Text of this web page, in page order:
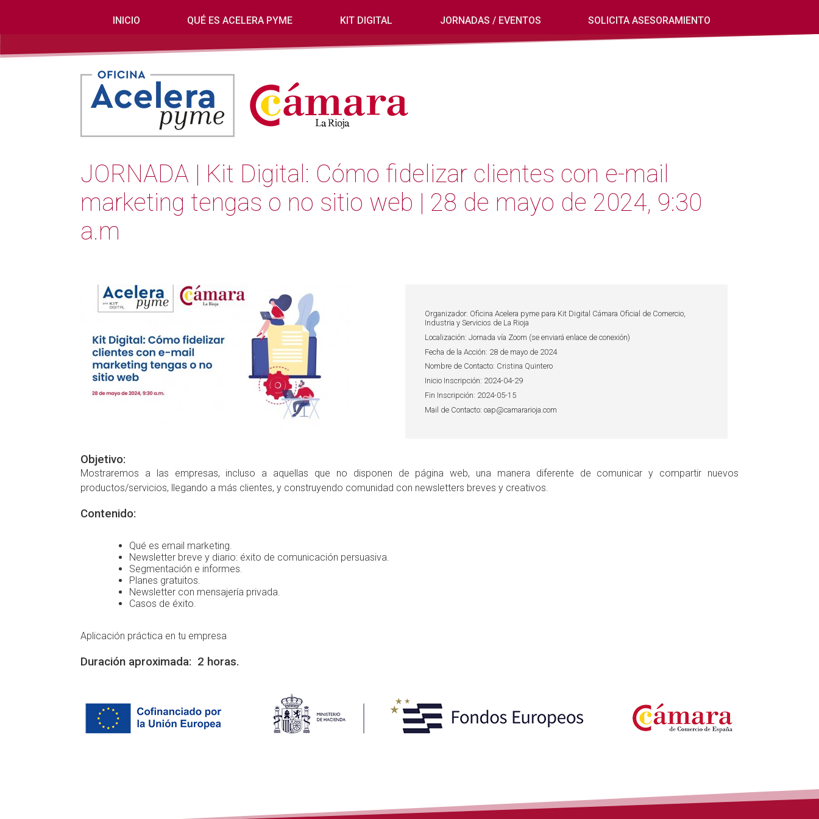
INICIO QUÉ ES ACELERA PYME KIT DIGITAL JORNADAS / EVENTOS SOLICITA ASESORAMIENTO
JORNADA | Kit Digital: Cómo fidelizar clientes con e-mail
marketing tengas o no sitio web | 28 de mayo de 2024, 9:30
a.m
Organizador: Oficina Acelera pyme para Kit Digital Cámara Oficial de Comercio,
Industria y Servicios de La Rioja
Localización: Jornada vía Zoom (se enviará enlace de conexión)
Fecha de la Acción: 28 de mayo de 2024
Nombre de Contacto: Cristina Quintero
Inicio Inscripción: 2024-04-29
Fin Inscripción: 2024-05-15
Mail de Contacto: oap@camararioja.com
Objetivo:
Mostraremos a las empresas, incluso a aquellas que no disponen de página web, una manera diferente de comunicar y compartir nuevos
productos/servicios, llegando a más clientes, y construyendo comunidad con newsletters breves y creativos.
Contenido:
Qué es email marketing.
Newsletter breve y diario: éxito de comunicación persuasiva.
Segmentación e informes.
Planes gratuitos.
Newsletter con mensajería privada.
Casos de éxito.
Aplicación práctica en tu empresa
Duración aproximada: 2 horas.